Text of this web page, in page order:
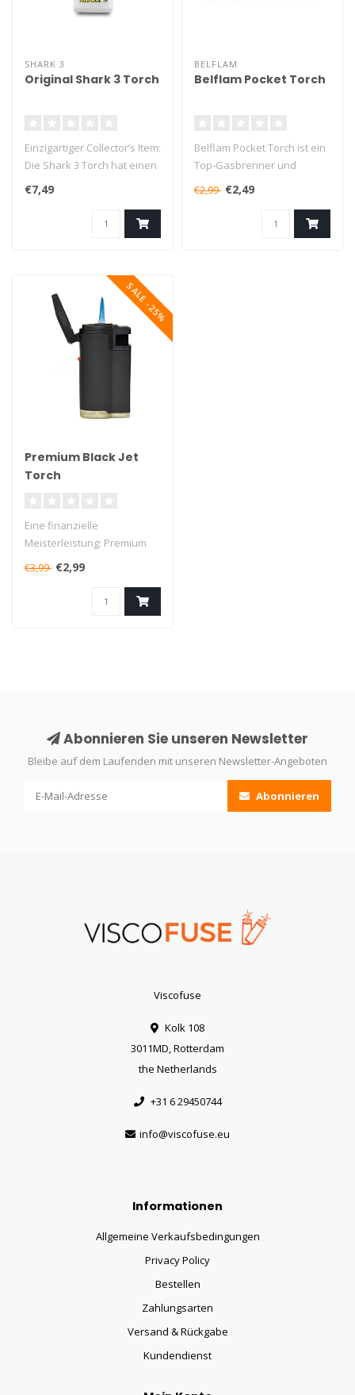
SHARK 3
Original Shark 3 Torch
Einzigartiger Collector’s Item:
Die Shark 3 Torch hat einen
schönen Aufdruck ..
€7,49
BELFLAM
Belflam Pocket Torch
Belflam Pocket Torch ist ein
Top-Gasbrenner und
schont den Geldbeutel!
Das Feu..
€2,99 €2,49
SALE -25%
Premium Black Jet
Torch
Eine finanzielle
Meisterleistung: Premium
Black Jet Torch ist ein Top-
Gasbrenner..
€3,99 €2,99
Abonnieren Sie unseren Newsletter
Bleibe auf dem Laufenden mit unseren Newsletter-Angeboten
Abonnieren
Viscofuse
Kolk 108
3011MD, Rotterdam
the Netherlands
+31 6 29450744
info@viscofuse.eu
Informationen
Allgemeine Verkaufsbedingungen
Privacy Policy
Bestellen
Zahlungsarten
Versand & Rückgabe
Kundendienst